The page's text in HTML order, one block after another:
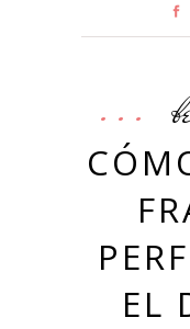
EL